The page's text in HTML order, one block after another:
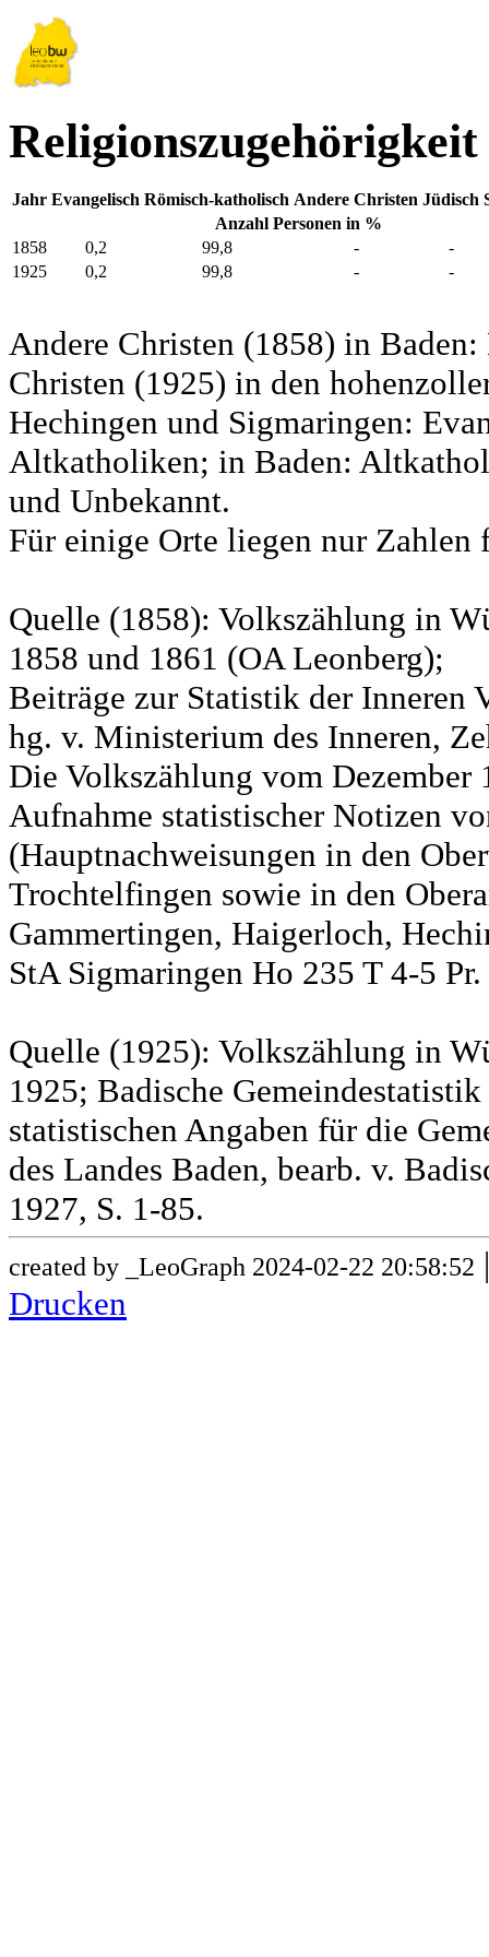
Jahr Evangelisch Römisch-katholisch Andere Christen Jüdisch
Anzahl Personen in %
1858
0,2 99,8 -
-
1925
0,2 99,8 - -
Andere Christen (1858) in
Christen (1925) in den
Hechingen und Sigmaringen:
Altkatholiken; in Baden:
und Unbekannt.
Für einige Orte liegen nur Zahlen
Quelle (1858): Volkszählung in
1858 und 1861 (OA Leonberg);
Beiträge zur Statistik der Inneren
hg. v. Ministerium des Inneren,
Die Volkszählung vom
Aufnahme statistischer Notizen
(Hauptnachweisungen in den
Trochtelfingen sowie in den
Gammertingen, Haigerloch,
StA Sigmaringen Ho 235 T 4-5
Quelle (1925): Volkszählung in
1925; Badische
statistischen Angaben für die
des Landes Baden, bearb. v.
1927, S. 1-85.
created by _LeoGraph 2024-02-22 20:58:52
Drucken